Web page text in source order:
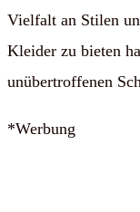
Vielfalt an Stilen
Kleider zu bieten
unübertroffenen
*Werbung